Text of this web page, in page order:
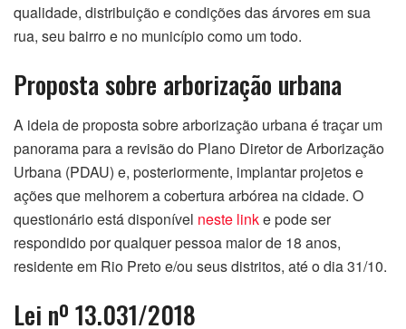
qualidade, distribuição e condições das árvores em sua
rua, seu bairro e no município como um todo.
Proposta sobre arborização urbana
A ideia de proposta sobre arborização urbana é traçar um
panorama para a revisão do Plano Diretor de Arborização
Urbana (PDAU) e, posteriormente, implantar projetos e
ações que melhorem a cobertura arbórea na cidade. O
questionário está disponível neste linke pode ser
respondido por qualquer pessoa maior de 18 anos,
residente em Rio Preto e/ou seus distritos, até o dia 31/10.
Lei nº 13.031/2018